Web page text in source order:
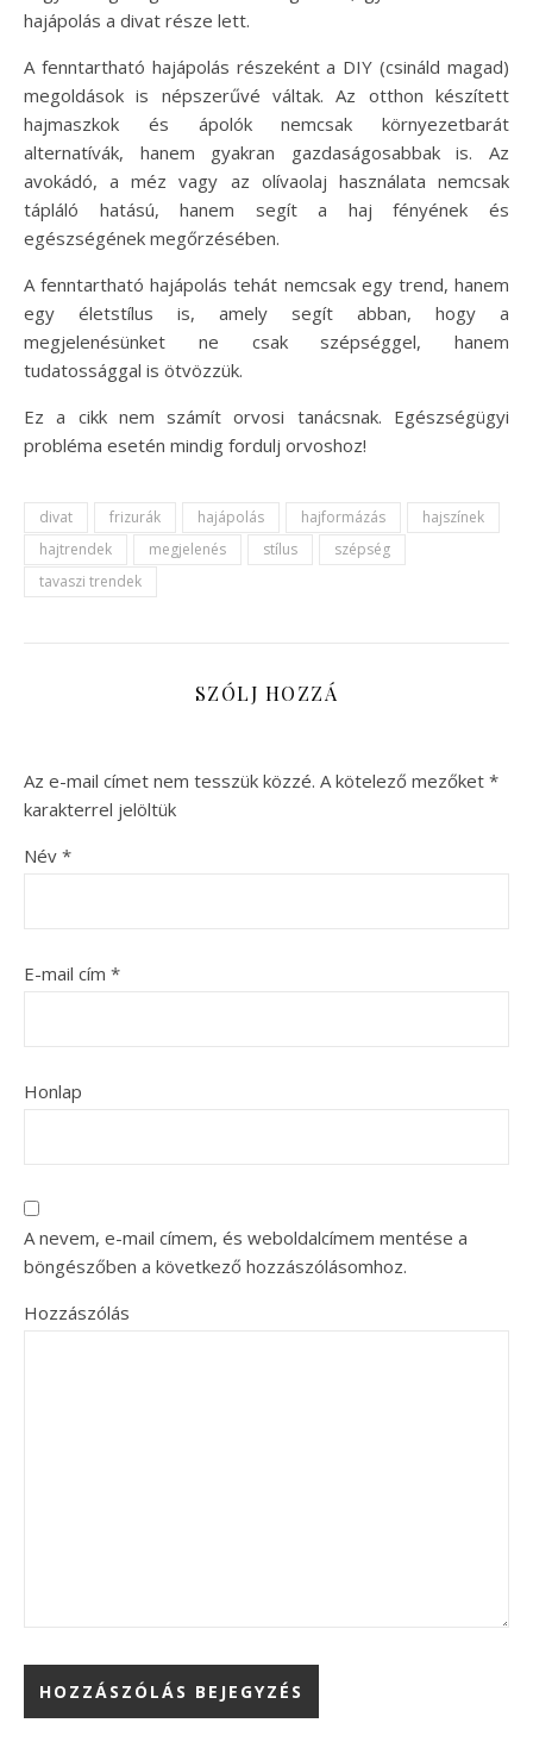
hajápolás a divat része lett.
A fenntartható hajápolás részeként a DIY (csináld magad)
megoldások is népszerűvé váltak. Az otthon készített
hajmaszkok és ápolók nemcsak környezetbarát
alternatívák, hanem gyakran gazdaságosabbak is. Az
avokádó, a méz vagy az olívaolaj használata nemcsak
tápláló hatású, hanem segít a haj fényének és
egészségének megőrzésében.
A fenntartható hajápolás tehát nemcsak egy trend, hanem
egy életstílus is, amely segít abban, hogy a
megjelenésünket ne csak szépséggel, hanem
tudatossággal is ötvözzük.
Ez a cikk nem számít orvosi tanácsnak. Egészségügyi
probléma esetén mindig fordulj orvoshoz!
divat frizurák hajápolás hajformázás
hajszínek
hajtrendek
megjelenés stílus
szépség
tavaszi trendek
SZÓLJ HOZZÁ
Az e-mail címet nem tesszük közzé. A kötelező mezőket *
karakterrel jelöltük
Név *
E-mail cím *
Honlap
A nevem, e-mail címem, és weboldalcímem mentése a
böngészőben a következő hozzászólásomhoz.
Hozzászólás